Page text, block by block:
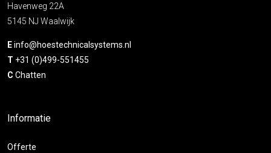
Havenweg 22A
5145 NJ Waalwijk
Einfo@hoestechnicalsystems.nl
T +31 (0)499-551455
C Chatten
Informatie
Offerte